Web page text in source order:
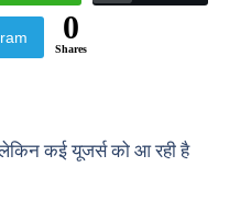
0
Shares
कई यूजर्स को आ रही है